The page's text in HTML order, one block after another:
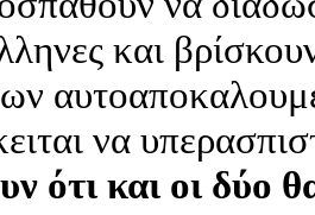
και
να
ότι και οι δύο